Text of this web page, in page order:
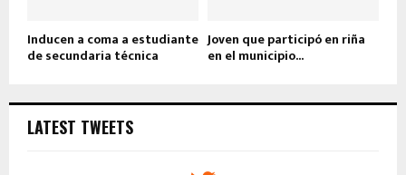
Inducen a coma a estudiante
de secundaria técnica
Joven que participó en riña
en el municipio...
LATEST TWEETS